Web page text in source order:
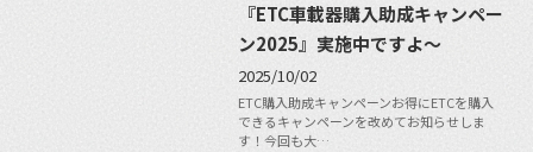
『ETC車載器購入助成キャンペー
ン2025』実施中ですよ〜
2025/10/02
ETC購入助成キャンペーンお得にETCを購入
できるキャンペーンを改めてお知らせしま
す！今回も大…